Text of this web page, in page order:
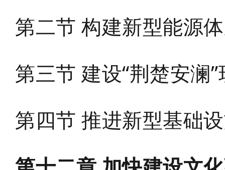
第二节 构建新型能源
第三节 建设“荆楚安澜
第四节 推进新型基础